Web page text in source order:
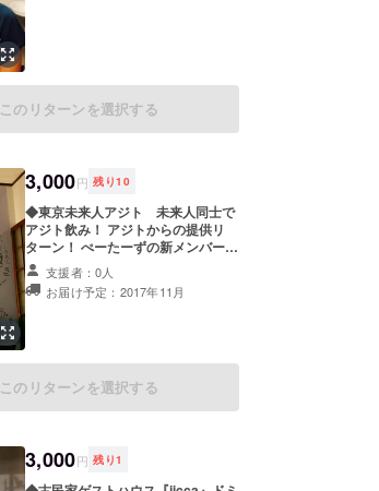
ル・ワイン・果実酒・焼酎・ソフト
決定しましたら個別にお知らせいた
します！ 場所：東京都杉並区阿佐谷
南1-33-5 2F 『Cafe & Bar
PATERS』 ※遠方だけど話してみた
い！という方は『大滝への何でも相
談権』のリターンをご覧ください。
このリターンを選択する
3,000円 残り10
◆東京未来人アジト 未来人同士で
アジト飲み！ アジトからの提供リ
ターン！ ぺーたーずの新メンバー、
ユウキちゃんが運営するシェアハウ
ス【東京未来人アジト】。 20代の
熱い若者ばかりが集まるこのシェア
特に「住人同士で高めあえるような
熱い家」を探している方にはぴった
Facebook：
https://www.facebook.com/Tokyo
支援者：0人
お届け予定：2017年11月
このリターンを選択する
3,000円 残り1